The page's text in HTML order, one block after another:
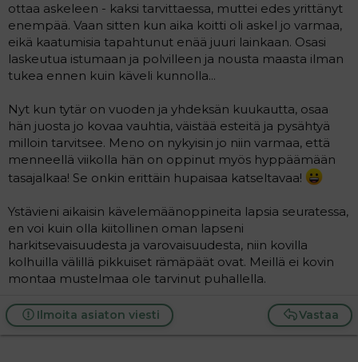
ottaa askeleen - kaksi tarvittaessa, muttei edes yrittänyt
enempää. Vaan sitten kun aika koitti oli askel jo varmaa,
eikä kaatumisia tapahtunut enää juuri lainkaan. Osasi
laskeutua istumaan ja polvilleen ja nousta maasta ilman
tukea ennen kuin käveli kunnolla...
Nyt kun tytär on vuoden ja yhdeksän kuukautta, osaa
hän juosta jo kovaa vauhtia, väistää esteitä ja pysähtyä
milloin tarvitsee. Meno on nykyisin jo niin varmaa, että
menneellä viikolla hän on oppinut myös hyppäämään
tasajalkaa! Se onkin erittäin hupaisaa katseltavaa!
Ystävieni aikaisin kävelemäänoppineita lapsia seuratessa,
en voi kuin olla kiitollinen oman lapseni
harkitsevaisuudesta ja varovaisuudesta, niin kovilla
kolhuilla välillä pikkuiset rämäpäät ovat. Meillä ei kovin
montaa mustelmaa ole tarvinut puhallella.
Vastaa
Ilmoita asiaton viesti